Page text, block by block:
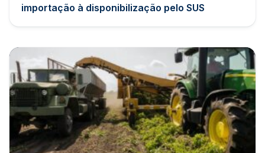
importação à disponibilização pelo SUS